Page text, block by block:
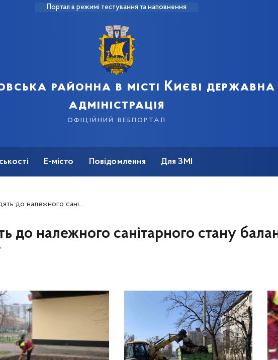
Портал в режимі тестування та наповнення
районна в місті Києві державна
адміністрація
офіційний вебпортал
Е-місто Повідомлення Для ЗМІ
стану балансові та позабалансові території
до належного санітарного стану